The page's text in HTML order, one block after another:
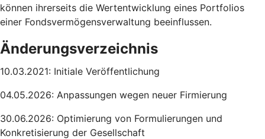
können ihrerseits die Wertentwicklung eines Portfolios
einer Fondsvermögensverwaltung beeinflussen.
Änderungsverzeichnis
10.03.2021: Initiale Veröffentlichung
04.05.2026: Anpassungen wegen neuer Firmierung
30.06.2026: Optimierung von Formulierungen und
Konkretisierung der Gesellschaft